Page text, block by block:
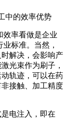
中的效率优势
效率看做是企业
标准。当然，
解决，会影响产
光束作为刷子，
轨迹，可以在药
接触、加工精度
电注入，即在